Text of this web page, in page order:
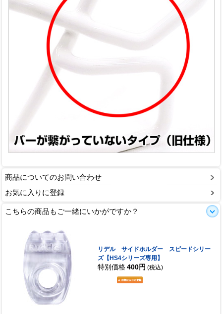
商品についてのお問い合わせ
お気に入りに登録
こちらの商品もご一緒にいかがですか？
リデル サイドホルダー スピードシリー
ズ【HS4シリーズ専用】
特別価格 400円 (税込)